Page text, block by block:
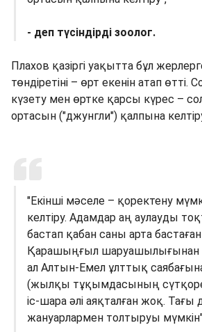
- деп түсіндірді зоолог.
Плахов қазіргі уақытта бұл
төндіретіні – өрт екенін атап өтті.
күзету мен өртке қарсы күрес – сол
ортасын ("джунгли") қалпына
"Екінші мәселе – қоректену
келтіру. Адамдар аң аулауды
бастап қабан саны арта
Қарашыңғыл шаруашылығынан
ал Алтын-Емел ұлттық
(жылқы тұқымдасының
іс-шара әлі аяқталған жоқ. Тағы
жануарлармен толтыруы